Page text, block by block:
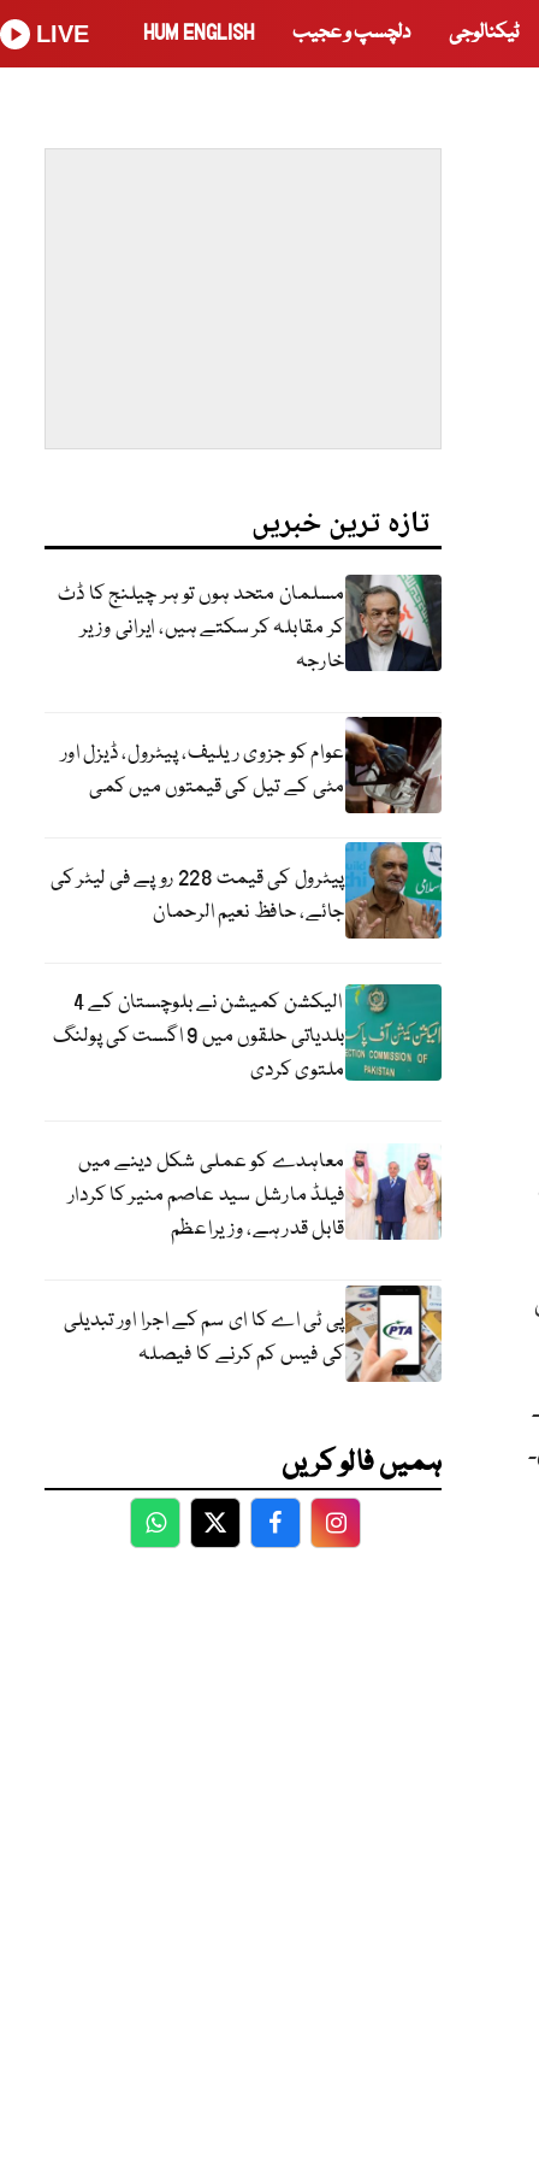
ٹیکنالوجی دلچسپ و عجیب HUM ENGLISH
LIVE
تازہ ترین خبریں
مسلمان متحد ہوں تو ہر چیلنج کا ڈٹ
کر مقابلہ کر سکتے ہیں، ایرانی وزیر
خارجہ
عوام کو جزوی ریلیف، پیٹرول، ڈیزل اور
مٹی کے تیل کی قیمتوں میں کمی
پیٹرول کی قیمت 228 روپے فی لیٹر کی
جائے، حافظ نعیم الرحمان
الیکشن کمیشن نے بلوچستان کے 4
بلدیاتی حلقوں میں 9 اگست کی پولنگ
ملتوی کردی
معاہدے کو عملی شکل دینے میں
فیلڈ مارشل سید عاصم منیر کا کردار
قابل قدر ہے، وزیراعظم
پی ٹی اے کا ای سم کے اجرا اور تبدیلی
کی فیس کم کرنے کا فیصلہ
ہمیں فالو کریں
WhatsApp
TwitterFacebookFacebook